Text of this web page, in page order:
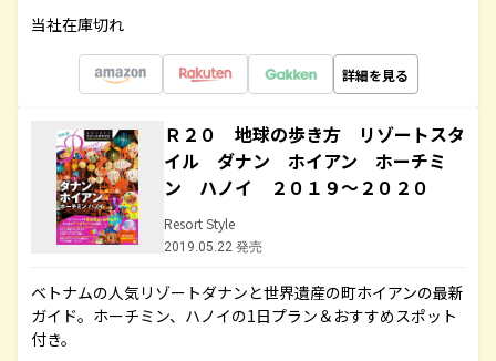
当社在庫切れ
詳細を見る
Ｒ２０ 地球の歩き方 リゾートスタ
イル ダナン ホイアン ホーチミ
ン ハノイ ２０１９～２０２０
Resort Style
2019.05.22 発売
ベトナムの人気リゾートダナンと世界遺産の町ホイアンの最新
ガイド。ホーチミン、ハノイの1日プラン＆おすすめスポット
付き。